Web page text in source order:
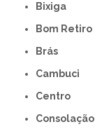
Bixiga
Bom Retiro
Brás
Cambuci
Centro
Consolação